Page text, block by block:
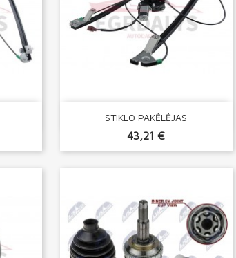
STIKLO PAKĖLĖJAS
43,21 €
Greita peržiūra